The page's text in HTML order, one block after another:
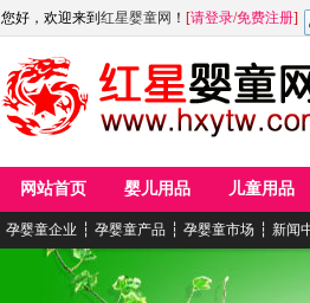
您好，欢迎来到 红星婴童网 ！ [请登录/免费注册]
网站首页 婴儿用品 儿童用品
孕婴童企业 ┆ 孕婴童产品 ┆ 孕婴童市场 ┆ 新闻